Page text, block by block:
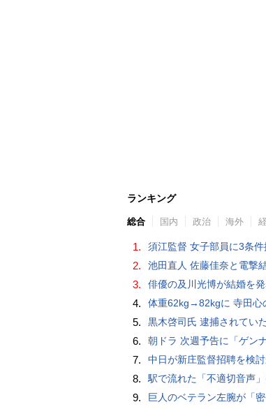
ランキング
総合 国内 政治 海外
1. 須江監督 女子部員に3条件
2. 池田直人 佐藤佳奈と電撃
3. 俳優の及川光博が結婚を
4. 体重62kg→82kgに 寺田心
5. 黒木啓司氏 逮捕されてい
6. 朝ドラ 次週予告に「ゲンナ
7. 中日が新庄監督招聘を検
8. 駅で流れた「不適切音声
9. 巨人のベテラン左腕が「